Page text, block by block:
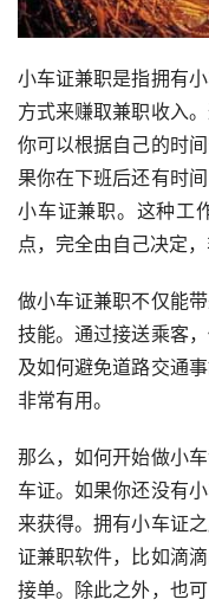
小车证兼职是指拥有
方式来赚取兼职收入
你可以根据自己的时
果你在下班后还有时
小车证兼职。这种工
点，完全由自己决定
做小车证兼职不仅能
技能。通过接送乘客
及如何避免道路交通
非常有用。
那么，如何开始做小
车证。如果你还没有
来获得。拥有小车证
证兼职软件，比如滴
接单。除此之外，也